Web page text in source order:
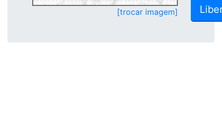
[trocar imagem]